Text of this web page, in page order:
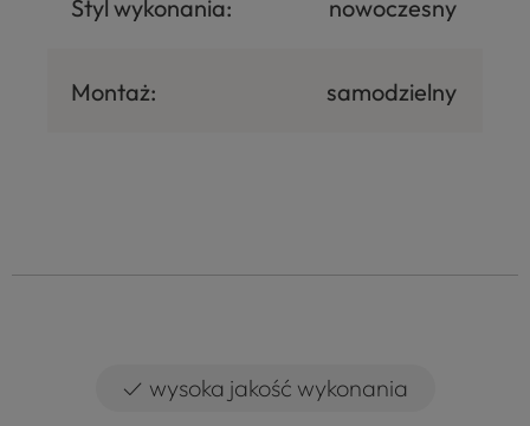
Styl wykonania: nowoczesny
Montaż: samodzielny
✓ wysoka jakość wykonania